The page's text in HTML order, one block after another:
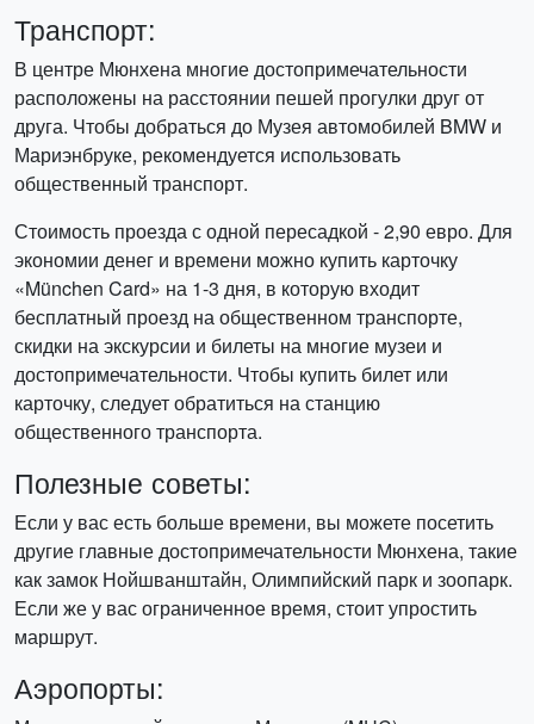
Транспорт:
В центре Мюнхена многие достопримечательности
расположены на расстоянии пешей прогулки друг от
друга. Чтобы добраться до Музея автомобилей BMW и
Мариэнбруке, рекомендуется использовать
общественный транспорт.
Стоимость проезда с одной пересадкой - 2,90 евро. Для
экономии денег и времени можно купить карточку
«München Card» на 1-3 дня, в которую входит
бесплатный проезд на общественном транспорте,
скидки на экскурсии и билеты на многие музеи и
достопримечательности. Чтобы купить билет или
карточку, следует обратиться на станцию
общественного транспорта.
Полезные советы:
Если у вас есть больше времени, вы можете посетить
другие главные достопримечательности Мюнхена, такие
как замок Нойшванштайн, Олимпийский парк и зоопарк.
Если же у вас ограниченное время, стоит упростить
маршрут.
Аэропорты: